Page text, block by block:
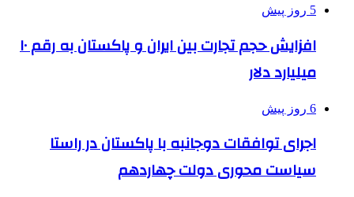
5 روز پیش
افزایش حجم تجارت بین ایران و پاکستان به رقم ۱۰
میلیارد دلار
6 روز پیش
اجرای توافقات دوجانبه با پاکستان در راستا
سیاست محوری دولت چهاردهم